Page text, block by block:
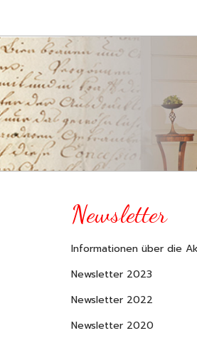
Newsletter
Informationen über die
Newsletter 2023
Newsletter 2022
Newsletter 2020